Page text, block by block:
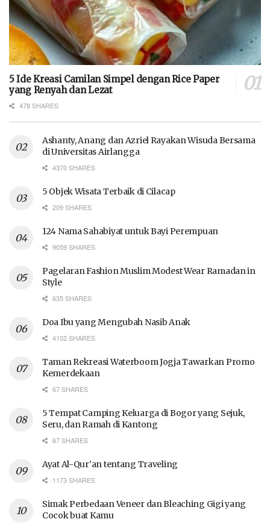
5 Ide Kreasi Camilan Simpel dengan Rice Paper
yang Renyah dan Lezat
478 SHARES
Ashanty, Anang dan Azriel Rayakan Wisuda Bersama
di Universitas Airlangga
4370 SHARES
5 Objek Wisata Terbaik di Cilacap
209 SHARES
124 Nama Sahabiyat untuk Bayi Perempuan
9059 SHARES
Pagelaran Fashion Muslim Modest Wear Ramadan in
Style
635 SHARES
Doa Ibu yang Mengubah Nasib Anak
4102 SHARES
Taman Rekreasi Waterboom Jogja Tawarkan Promo
Kemerdekaan
67 SHARES
5 Tempat Camping Keluarga di Bogor yang Sejuk,
Seru, dan Ramah di Kantong
67 SHARES
Ayat Al-Qur’an tentang Traveling
1173 SHARES
Simak Perbedaan Veneer dan Bleaching Gigi yang
Cocok buat Kamu